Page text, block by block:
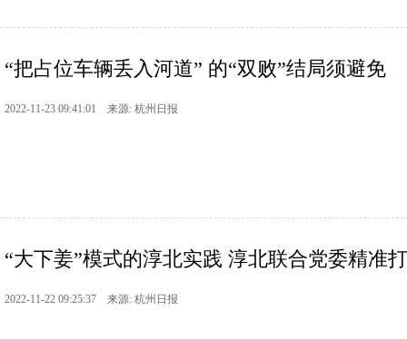
“把占位车辆丢入河道” 的“双败”结局须避免
2022-11-23 09:41:01 来源: 杭州日报
“大下姜”模式的淳北实践 淳北联合党委精准
2022-11-22 09:25:37 来源: 杭州日报